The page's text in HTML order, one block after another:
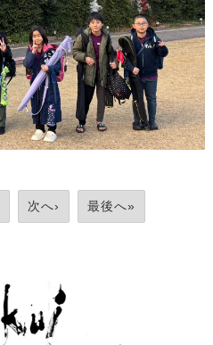
次へ› 最後へ»